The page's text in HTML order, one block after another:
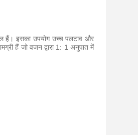
हैं। इसका उपयोग उच्च पलटाव और
हैं जो वजन द्वारा 1: 1 अनुपात में